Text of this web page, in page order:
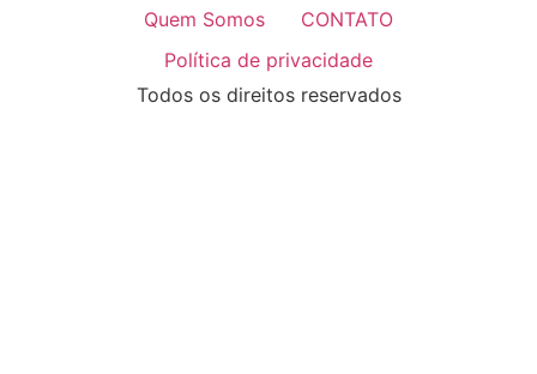
Quem Somos
CONTATO
Política de privacidade
Todos os direitos reservados